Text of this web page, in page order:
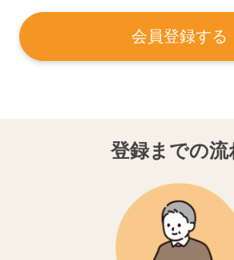
会員登録する
登録までの流